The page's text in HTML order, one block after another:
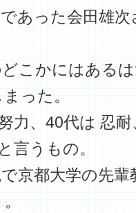
あった会田雄
こかにはある
った。
力、40代は 忍
言うもの。
京都大学の先